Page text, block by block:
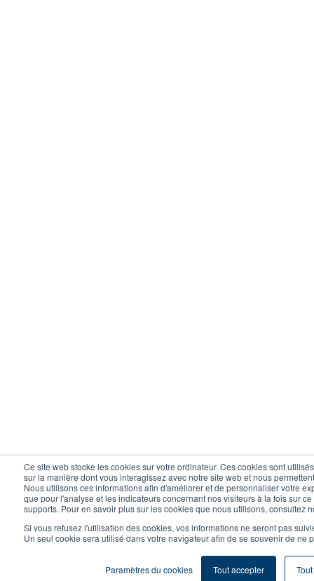
Ce site web stocke les cookies sur votre ordinateur. Ces cookies sont
sur la manière dont vous interagissez avec notre site web et nous
Nous utilisons ces informations afin d'améliorer et de personnaliser votre
que pour l'analyse et les indicateurs concernant nos visiteurs à la fois sur
supports. Pour en savoir plus sur les cookies que nous utilisons, consultez
Si vous refusez l'utilisation des cookies, vos informations ne seront pas
Un seul cookie sera utilisé dans votre navigateur afin de se souvenir de ne
Paramètres du cookies Tout accepter